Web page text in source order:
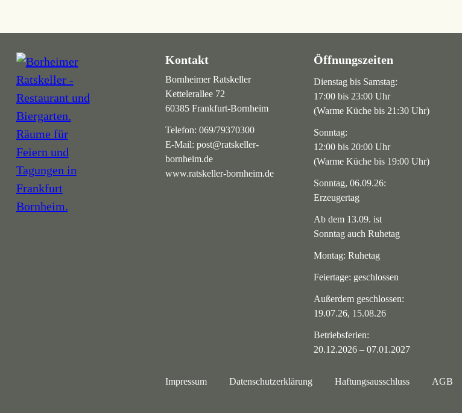
Kontakt
Bornheimer Ratskeller
Kettelerallee 72
60385 Frankfurt-Bornheim
Telefon: 069/79370300
E-Mail: post@ratskeller-
bornheim.de
www.ratskeller-bornheim.de
Öffnungszeiten
Dienstag bis Samstag:
17:00 bis 23:00 Uhr
(Warme Küche bis 21:30 Uhr)
Sonntag:
12:00 bis 20:00 Uhr
(Warme Küche bis 19:00 Uhr)
Sonntag, 06.09.26:
Erzeugertag
Ab dem 13.09. ist
Sonntag auch Ruhetag
Montag: Ruhetag
Feiertage: geschlossen
Außerdem geschlossen:
19.07.26, 15.08.26
Betriebsferien:
20.12.2026 – 07.01.2027
Navigation
Impressum Datenschutzerklärung Haftungsausschluss AGB